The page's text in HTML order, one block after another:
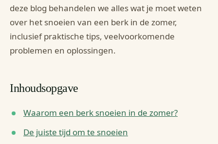
deze blog behandelen we alles wat je moet weten
over het snoeien van een berk in de zomer,
inclusief praktische tips, veelvoorkomende
problemen en oplossingen.
Inhoudsopgave
Waarom een berk snoeien in de zomer?
De juiste tijd om te snoeien